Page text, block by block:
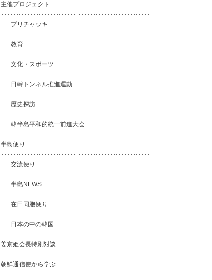
主催プロジェクト
プリチャッキ
教育
文化・スポーツ
日韓トンネル推進運動
歴史探訪
韓半島平和的統一前進大会
半島便り
交流便り
半島NEWS
在日同胞便り
日本の中の韓国
姜京姫会長特別対談
朝鮮通信使から学ぶ